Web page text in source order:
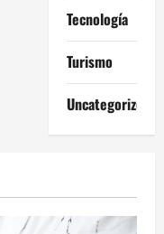
Tecnología
Turismo
Uncategorized